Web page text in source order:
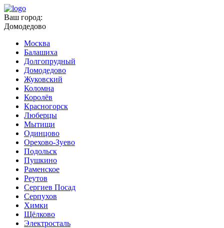
Ваш город:
Домодедово
Москва
Балашиха
Долгопрудный
Домодедово
Жуковский
Коломна
Королёв
Красногорск
Люберцы
Мытищи
Одинцово
Орехово-Зуево
Подольск
Пушкино
Раменское
Реутов
Сергиев Посад
Серпухов
Химки
Щёлково
Электросталь